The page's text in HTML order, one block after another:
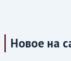
Новое на